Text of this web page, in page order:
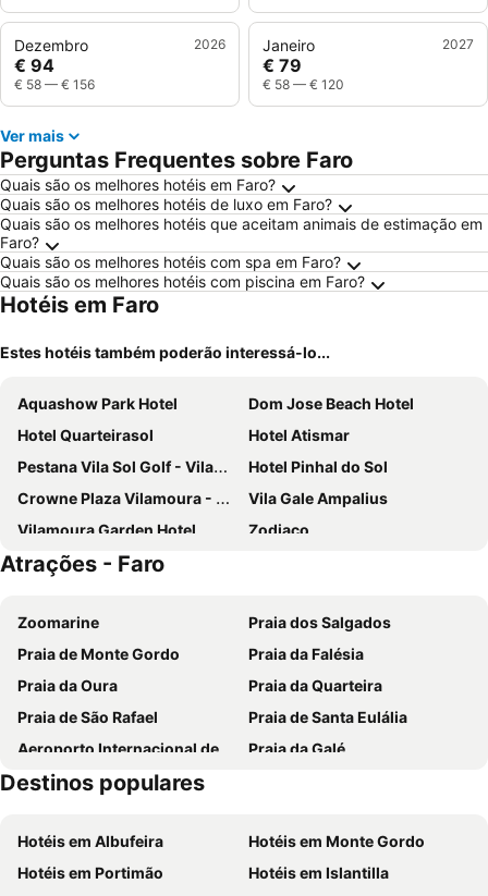
Dezembro 2026
€ 94
€ 58 — € 156
Janeiro 2027
€ 79
€ 58 — € 120
Ver mais
Perguntas Frequentes sobre Faro
Quais são os melhores hotéis em Faro?
Quais são os melhores hotéis de luxo em Faro?
Quais são os melhores hotéis que aceitam animais de estimação em
Faro?
Quais são os melhores hotéis com spa em Faro?
Quais são os melhores hotéis com piscina em Faro?
Hotéis em Faro
Estes hotéis também poderão interessá-lo...
Aquashow Park Hotel
Dom Jose Beach Hotel
Hotel Quarteirasol
Hotel Atismar
Pestana Vila Sol Golf - Vilamoura
Hotel Pinhal do Sol
Crowne Plaza Vilamoura - Algarve By Ihg
Vila Gale Ampalius
Vilamoura Garden Hotel
Zodiaco
Real Marina Hotel & Spa
Domes Lake Algarve, Autograph Collection
Vila Gale Marina
Best Western Hotel Dom Bernardo
Quinta dos Poetas Nature Hotel & Apartments
Dom Pedro Marina
Hotel Mónaco
AP Eva Senses
Pousada Palacio Estoi
Hotel Praia Sol
As Cascatas Golf Resort & Spa
ibis Faro Algarve
Algardia Marina Parque by Garvetur
Quinta do Atlantico
Rialgarve
Alameda Exclusive House
Atrações - Faro
Zoomarine
Praia dos Salgados
Praia de Monte Gordo
Praia da Falésia
Praia da Oura
Praia da Quarteira
Praia de São Rafael
Praia de Santa Eulália
Aeroporto Internacional de Faro - Gago Coutinho
Praia da Galé
Praia dos Pescadores
Balaia Golf Village
Praia da Ilha de Tavira
Praia do Barril
de Armação de Pera
Destinos populares
Hotéis em Albufeira
Hotéis em Monte Gordo
Hotéis em Portimão
Hotéis em Islantilla